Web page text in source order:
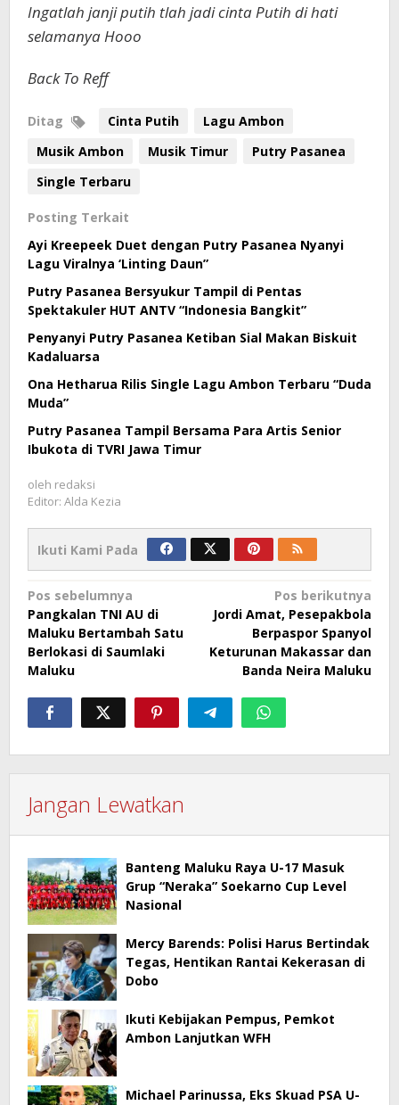
Ingatlah janji putih tlah jadi cinta Putih di hati
selamanya Hooo
Back To Reff
Ditag Cinta Putih
Lagu Ambon
Musik Ambon
Musik Timur
Putry Pasanea
Single Terbaru
Posting Terkait
Ayi Kreepeek Duet dengan Putry Pasanea Nyanyi
Lagu Viralnya ‘Linting Daun”
Putry Pasanea Bersyukur Tampil di Pentas
Spektakuler HUT ANTV “Indonesia Bangkit”
Penyanyi Putry Pasanea Ketiban Sial Makan Biskuit
Kadaluarsa
Ona Hetharua Rilis Single Lagu Ambon Terbaru “Duda
Muda”
Putry Pasanea Tampil Bersama Para Artis Senior
Ibukota di TVRI Jawa Timur
oleh redaksi
Editor: Alda Kezia
Ikuti Kami Pada
Navigasi
pos
Pos sebelumnya
Pangkalan TNI AU di
Maluku Bertambah Satu
Berlokasi di Saumlaki
Maluku
Pos berikutnya
Jordi Amat, Pesepakbola
Berpaspor Spanyol
Keturunan Makassar dan
Banda Neira Maluku
Jangan Lewatkan
Banteng Maluku Raya U-17 Masuk
Grup “Neraka” Soekarno Cup Level
Nasional
Mercy Barends: Polisi Harus Bertindak
Tegas, Hentikan Rantai Kekerasan di
Dobo
Ikuti Kebijakan Pempus, Pemkot
Ambon Lanjutkan WFH
Michael Parinussa, Eks Skuad PSA U-